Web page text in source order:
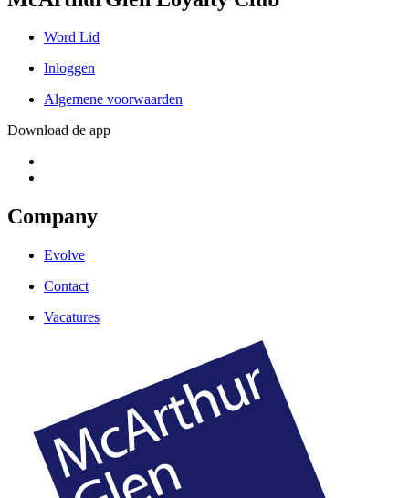
Word Lid
Inloggen
Algemene voorwaarden
Download de app
Company
Evolve
Contact
Vacatures